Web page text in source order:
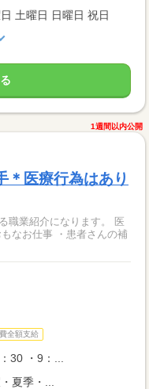
土曜日 日曜日 祝日
1週間以内公開
＊医療行為はあり
職業紹介になります。 医
全額支給
30 ・9：...
夏季・...